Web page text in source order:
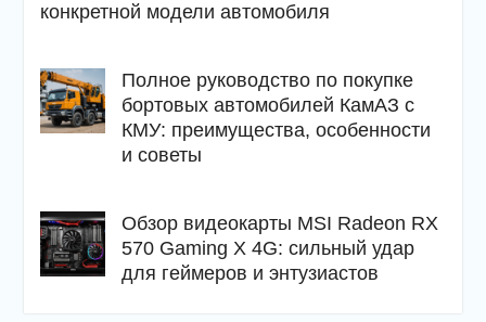
конкретной модели автомобиля
Полное руководство по покупке
бортовых автомобилей КамАЗ с
КМУ: преимущества, особенности
и советы
Обзор видеокарты MSI Radeon RX
570 Gaming X 4G: сильный удар
для геймеров и энтузиастов